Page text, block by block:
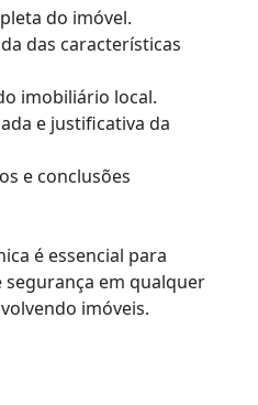
do imóvel.
das características
imobiliário local.
e justificativa da
e conclusões
é essencial para
em qualquer
imóveis.